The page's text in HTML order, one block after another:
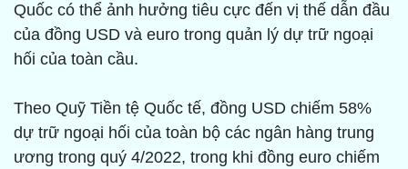
Quốc có thể ảnh hưởng tiêu cực đến vị thế dẫn đầu
của đồng USD và euro trong quản lý dự trữ ngoại
hối của toàn cầu.
Theo Quỹ Tiền tệ Quốc tế, đồng USD chiếm 58%
dự trữ ngoại hối của toàn bộ các ngân hàng trung
ương trong quý 4/2022, trong khi đồng euro chiếm